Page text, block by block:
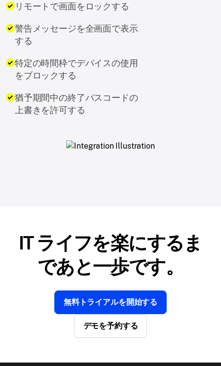
リモートで画面をロックする
警告メッセージを全画面で表示
する
特定の時間枠でデバイスの使用
をブロックする
猶予期間中の終了パスコードの
上書きを許可する
IT ライフを楽にするま
であと一歩です。
無料トライアルを開始する
デモを予約する